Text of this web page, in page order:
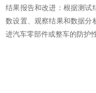
结果报告和改进：根据测试
数设置、观察结果和数据分
进汽车零部件或整车的防护